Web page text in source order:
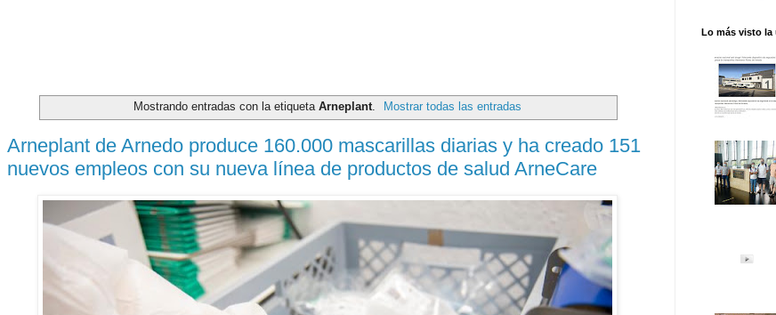
Mostrando entradas con la etiqueta Arneplant. Mostrar todas las entradas
Arneplant de Arnedo produce 160.000 mascarillas diarias y ha creado 151
nuevos empleos con su nueva línea de productos de salud ArneCare
Lo más visto la